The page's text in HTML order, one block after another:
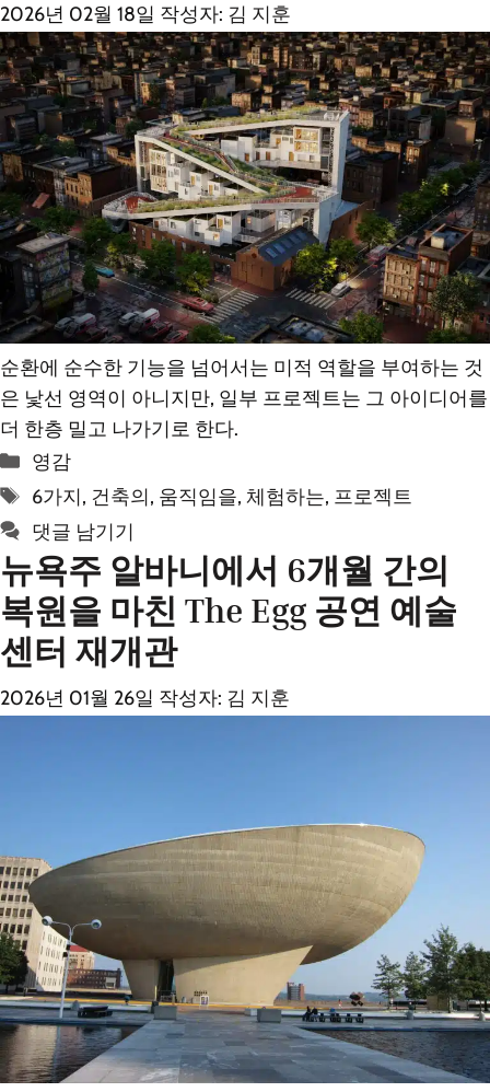
2026년 02월 18일 작성자: 김 지훈
순환에 순수한 기능을 넘어서는 미적 역할을 부여하는 것
은 낯선 영역이 아니지만, 일부 프로젝트는 그 아이디어를
더 한층 밀고 나가기로 한다.
카
테
리
영감
태
그
6가지, 건축의, 움직임을, 체험하는, 프로젝트
댓글 남기기
뉴욕주 알바니에서 6개월 간의
복원을 마친 The Egg 공연 예술
센터 재개관
2026년 01월 26일 작성자: 김 지훈